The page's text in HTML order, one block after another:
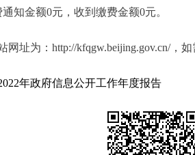
金额0元，收到缴费金额0元。
为：http://kfqgw.beijing.gov.cn/，如
年政府信息公开工作年度报告